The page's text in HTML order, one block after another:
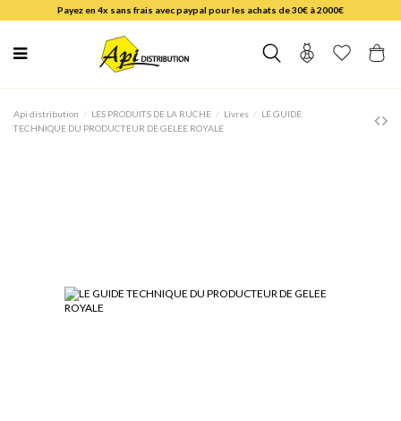
Payez en 4x sans frais avec paypal pour les achats de 30€ à 2000€
Api distribution LES PRODUITS DE LA RUCHE Livres
LE GUIDE
TECHNIQUE DU PRODUCTEUR DE GELEE ROYALE